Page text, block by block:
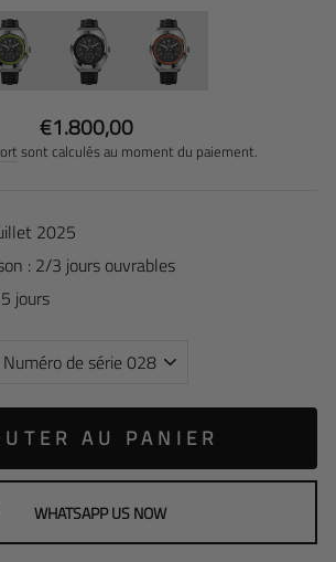
Prix
normal
€1.800,00
sont calculés au moment du paiement.
2025
: 2/3 jours ouvrables
jours
AU PANIER
COMMANDER SUR WHATSAPP